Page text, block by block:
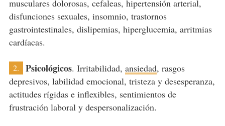
musculares dolorosas, cefaleas, hipertensión arterial,
disfunciones sexuales, insomnio, trastornos
gastrointestinales, dislipemias, hiperglucemia, arritmias
cardíacas.
2. Psicológicos. Irritabilidad, ansiedad, rasgos
depresivos, labilidad emocional, tristeza y desesperanza,
actitudes rígidas e inflexibles, sentimientos de
frustración laboral y despersonalización.